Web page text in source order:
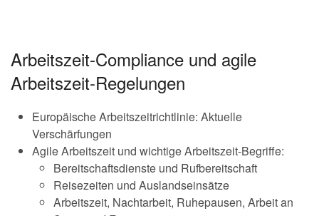
Arbeitszeit-Compliance und agile
Arbeitszeit-Regelungen
Europäische Arbeitszeitrichtlinie: Aktuelle
Verschärfungen
Agile Arbeitszeit und wichtige Arbeitszeit-Begriffe:
Bereitschaftsdienste und Rufbereitschaft
Reisezeiten und Auslandseinsätze
Arbeitszeit, Nachtarbeit, Ruhepausen, Arbeit an